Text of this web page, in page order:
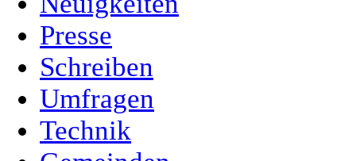
Presse
Schreiben
Umfragen
Technik